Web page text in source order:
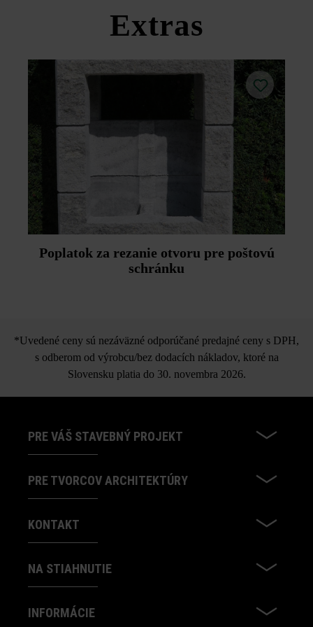
Extras
Poplatok za rezanie otvoru pre poštovú
schránku
*Uvedené ceny sú nezáväzné odporúčané predajné ceny s DPH,
s odberom od výrobcu/bez dodacích nákladov, ktoré na
Slovensku platia do 30. novembra 2026.
PRE VÁŠ STAVEBNÝ PROJEKT
PRE TVORCOV ARCHITEKTÚRY
KONTAKT
NA STIAHNUTIE
INFORMÁCIE